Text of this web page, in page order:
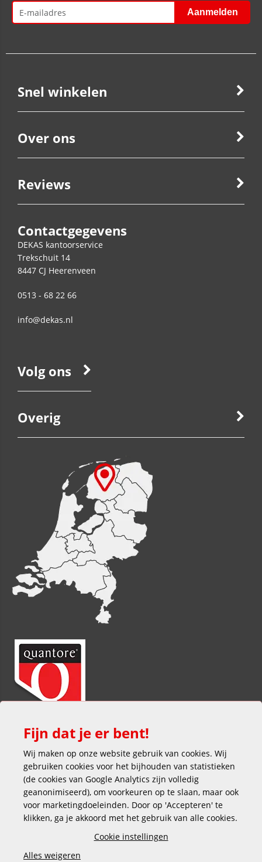
Snel winkelen
Over ons
Reviews
Contactgegevens
DEKAS kantoorservice
Trekschuit 14
8447 CJ Heerenveen
0513 - 68 22 66
info@dekas.nl
Volg ons
Overig
Veilig en gemakkelijk betalen
Fijn dat je er bent!
Wij maken op onze website gebruik van cookies. Wij
gebruiken cookies voor het bijhouden van statistieken
(de cookies van Google Analytics zijn volledig
geanonimiseerd), om voorkeuren op te slaan, maar ook
voor marketingdoeleinden. Door op 'Accepteren' te
klikken, ga je akkoord met het gebruik van alle cookies.
Cookie instellingen
Alles weigeren